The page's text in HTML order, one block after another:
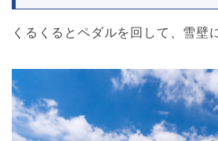
くるくるとペダルを回して、雪壁